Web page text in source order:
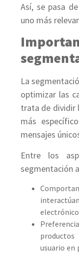
Así, se pasa
uno más
La
optimizar las
trata de dividir
más
mensajes
Entre los
segmentación
usuario en